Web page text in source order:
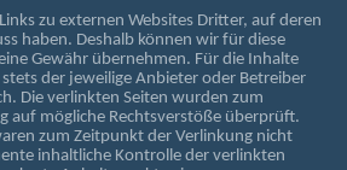
zu externen Websites Dritter, auf deren
haben. Deshalb können wir für diese
Gewähr übernehmen. Für die Inhalte
der jeweilige Anbieter oder Betreiber
Die verlinkten Seiten wurden zum
auf mögliche Rechtsverstöße überprüft.
zum Zeitpunkt der Verlinkung nicht
inhaltliche Kontrolle der verlinkten